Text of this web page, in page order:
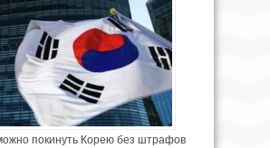
покинуть Корею без штрафов